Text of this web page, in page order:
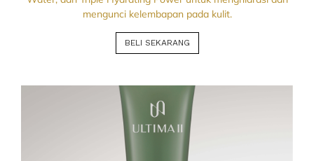
mengunci kelembapan pada kulit.
BELI SEKARANG